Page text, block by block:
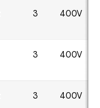
3 400V
3 400V
3 400V